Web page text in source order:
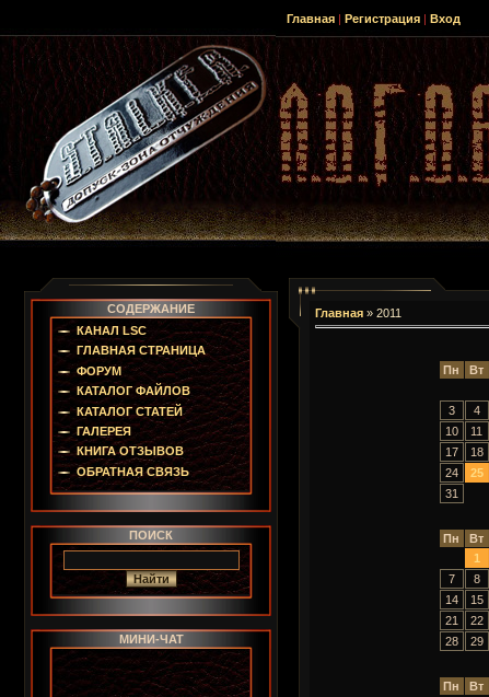
Главная | Регистрация | Вход
СОДЕРЖАНИЕ
КАНАЛ LSC
ГЛАВНАЯ СТРАНИЦА
ФОРУМ
КАТАЛОГ ФАЙЛОВ
КАТАЛОГ СТАТЕЙ
ГАЛЕРЕЯ
КНИГА ОТЗЫВОВ
ОБРАТНАЯ СВЯЗЬ
ПОИСК
МИНИ-ЧАТ
Главная » 2011
Пн
Вт
3
4
10
11
17
18
24
25
31
Пн
Вт
1
7
8
14
15
21
22
28
29
Пн
Вт